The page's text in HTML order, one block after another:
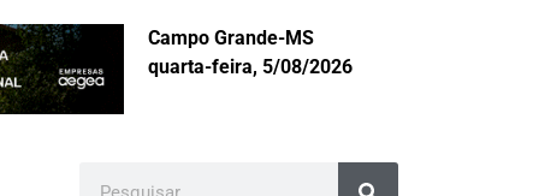
Campo Grande-MS
quarta-feira, 5/08/2026